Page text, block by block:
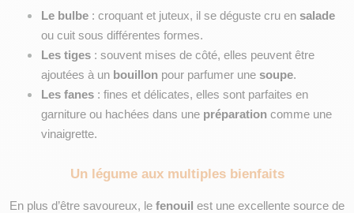
Le bulbe : croquant et juteux, il se déguste cru en salade
ou cuit sous différentes formes.
Les tiges : souvent mises de côté, elles peuvent être
ajoutées à un bouillon pour parfumer une soupe.
Les fanes : fines et délicates, elles sont parfaites en
garniture ou hachées dans une préparation comme une
vinaigrette.
Un légume aux multiples bienfaits
En plus d’être savoureux, le fenouil